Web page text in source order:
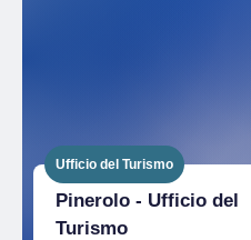
Ufficio del Turismo
Pinerolo - Ufficio del
Turismo